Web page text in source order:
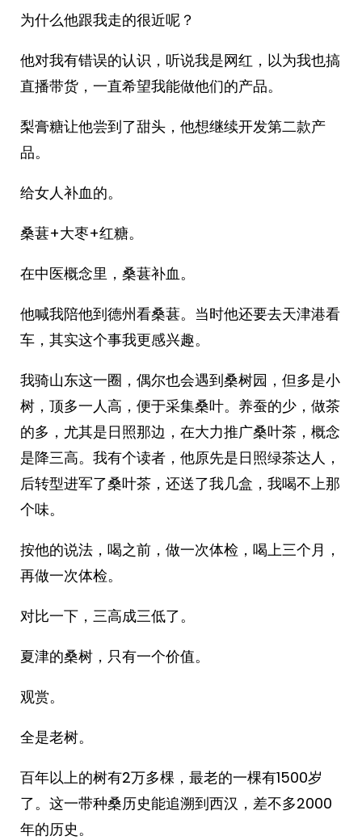
为什么他跟我走的很近呢？
他对我有错误的认识，听说我是网红，以为我也搞
直播带货，一直希望我能做他们的产品。
梨膏糖让他尝到了甜头，他想继续开发第二款产
品。
给女人补血的。
桑葚+大枣+红糖。
在中医概念里，桑葚补血。
他喊我陪他到德州看桑葚。当时他还要去天津港看
车，其实这个事我更感兴趣。
我骑山东这一圈，偶尔也会遇到桑树园，但多是小
树，顶多一人高，便于采集桑叶。养蚕的少，做茶
的多，尤其是日照那边，在大力推广桑叶茶，概念
是降三高。我有个读者，他原先是日照绿茶达人，
后转型进军了桑叶茶，还送了我几盒，我喝不上那
个味。
按他的说法，喝之前，做一次体检，喝上三个月，
再做一次体检。
对比一下，三高成三低了。
夏津的桑树，只有一个价值。
观赏。
全是老树。
百年以上的树有2万多棵，最老的一棵有1500岁
了。这一带种桑历史能追溯到西汉，差不多2000
年的历史。